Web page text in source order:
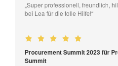
„Super professionell, freundlich,
bei Lea für die tolle Hilfe!“
Procurement Summit 2023 für
Summit